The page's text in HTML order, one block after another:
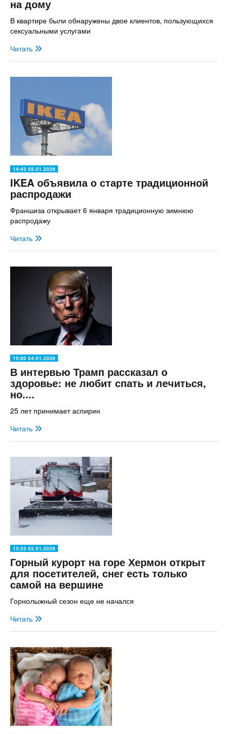
на дому
В квартире были обнаружены двое клиентов, пользующихся
сексуальными услугами
Читать
14:42 05.01.2026
IKEA объявила о старте традиционной
распродажи
Франшиза открывает 6 января традиционную зимнюю
распродажу
Читать
15:00 04.01.2026
В интервью Трамп рассказал о
здоровье: не любит спать и лечиться,
но....
25 лет принимает аспирин
Читать
13:33 02.01.2026
Горный курорт на горе Хермон открыт
для посетителей, снег есть только
самой на вершине
Горнолыжный сезон еще не начался
Читать